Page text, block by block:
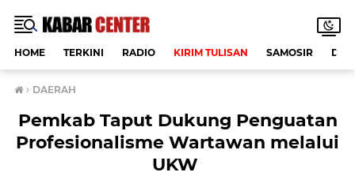
HOME TERKINI RADIO KIRIM TULISAN SAMOSIR
› DAERAH
‎Pemkab Taput Dukung Penguatan
Profesionalisme Wartawan melalui
UKW ‎